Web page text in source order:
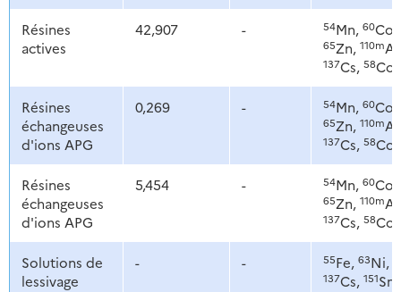
Résines
actives
42,907 - 54Mn, 60Co,
65Zn, 110m
137Cs, 58Co
Résines
échangeuses
d'ions APG
0,269 - 54Mn, 60Co,
65Zn, 110m
137Cs, 58Co
Résines
échangeuses
d'ions APG
5,454 - 54Mn, 60Co,
65Zn, 110m
137Cs, 58Co
Solutions de
lessivage
- - 55Fe, 63Ni,
137Cs, 151Sm